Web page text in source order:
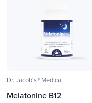
Dr. Jacob's® Medical
Melatonine B12